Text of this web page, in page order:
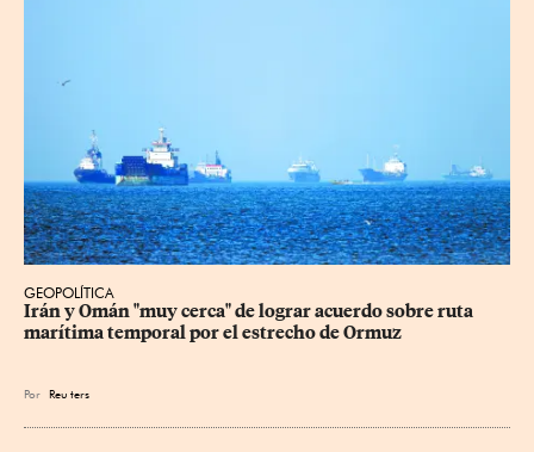
GEOPOLÍTICA
Irán y Omán "muy cerca" de lograr acuerdo sobre ruta
marítima temporal por el estrecho de Ormuz
Por Reu ters